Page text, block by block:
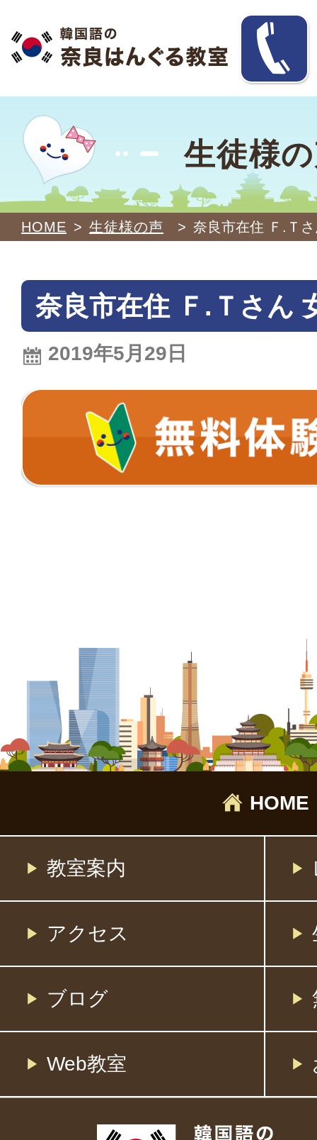
生徒様
HOME > 生徒様の声 > 奈良市在住 Ｆ.Ｔ
奈良市在住 Ｆ.Ｔさん
2019年5月29日
HOME
教室案内
アクセス
ブログ
Web教室